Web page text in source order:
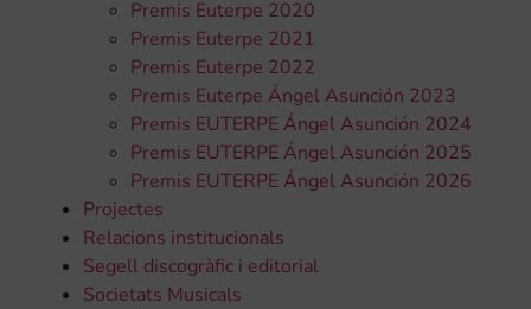
Premis Euterpe 2020
Premis Euterpe 2021
Premis Euterpe 2022
Premis Euterpe Ángel Asunción 2023
Premis EUTERPE Ángel Asunción 2024
Premis EUTERPE Ángel Asunción 2025
Premis EUTERPE Ángel Asunción 2026
Projectes
Relacions institucionals
Segell discogràfic i editorial
Societats Musicals